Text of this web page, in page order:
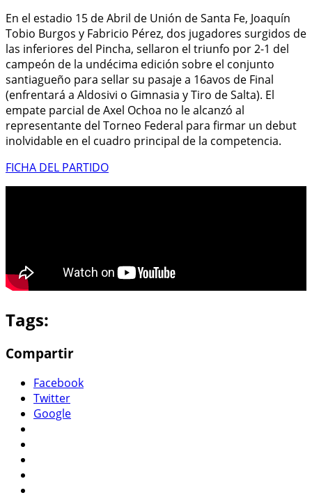
En el estadio 15 de Abril de Unión de Santa Fe, Joaquín
Tobio Burgos y Fabricio Pérez, dos jugadores surgidos de
las inferiores del Pincha, sellaron el triunfo por 2-1 del
campeón de la undécima edición sobre el conjunto
santiagueño para sellar su pasaje a 16avos de Final
(enfrentará a Aldosivi o Gimnasia y Tiro de Salta). El
empate parcial de Axel Ochoa no le alcanzó al
representante del Torneo Federal para firmar un debut
inolvidable en el cuadro principal de la competencia.
FICHA DEL PARTIDO
Tags:
Compartir
Facebook
Twitter
Google